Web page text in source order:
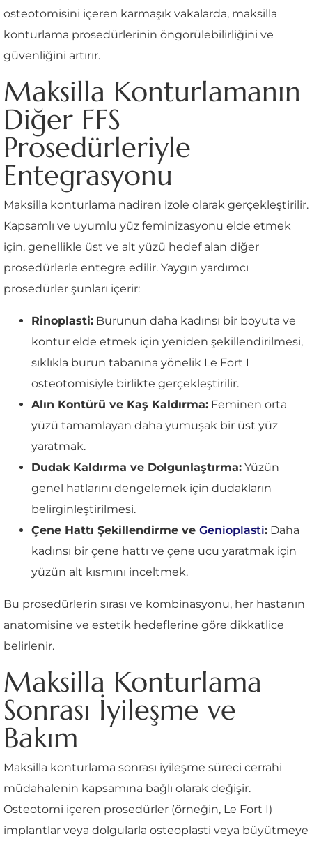
osteotomisini içeren karmaşık vakalarda, maksilla
konturlama prosedürlerinin öngörülebilirliğini ve
güvenliğini artırır.
Maksilla Konturlamanın
Diğer FFS
Prosedürleriyle
Entegrasyonu
Maksilla konturlama nadiren izole olarak gerçekleştirilir.
Kapsamlı ve uyumlu yüz feminizasyonu elde etmek
için, genellikle üst ve alt yüzü hedef alan diğer
prosedürlerle entegre edilir. Yaygın yardımcı
prosedürler şunları içerir:
Rinoplasti: Burunun daha kadınsı bir boyuta ve
kontur elde etmek için yeniden şekillendirilmesi,
sıklıkla burun tabanına yönelik Le Fort I
osteotomisiyle birlikte gerçekleştirilir.
Alın Kontürü ve Kaş Kaldırma: Feminen orta
yüzü tamamlayan daha yumuşak bir üst yüz
yaratmak.
Dudak Kaldırma ve Dolgunlaştırma: Yüzün
genel hatlarını dengelemek için dudakların
belirginleştirilmesi.
Çene Hattı Şekillendirme ve Genioplasti: Daha
kadınsı bir çene hattı ve çene ucu yaratmak için
yüzün alt kısmını inceltmek.
Bu prosedürlerin sırası ve kombinasyonu, her hastanın
anatomisine ve estetik hedeflerine göre dikkatlice
belirlenir.
Maksilla Konturlama
Sonrası İyileşme ve
Bakım
Maksilla konturlama sonrası iyileşme süreci cerrahi
müdahalenin kapsamına bağlı olarak değişir.
Osteotomi içeren prosedürler (örneğin, Le Fort I)
implantlar veya dolgularla osteoplasti veya büyütmeye